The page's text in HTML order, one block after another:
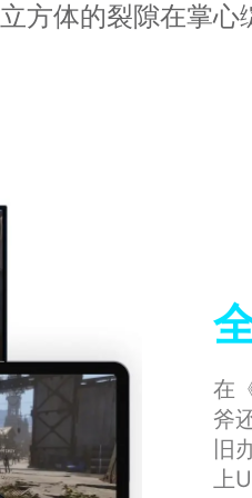
立方体的裂隙在掌心
在
斧
旧
上